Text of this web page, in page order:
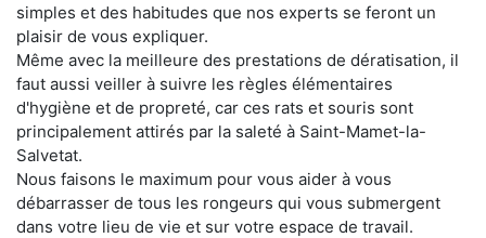
simples et des habitudes que nos experts se feront un
plaisir de vous expliquer.
Même avec la meilleure des prestations de dératisation, il
faut aussi veiller à suivre les règles élémentaires
d'hygiène et de propreté, car ces rats et souris sont
principalement attirés par la saleté à Saint-Mamet-la-
Salvetat.
Nous faisons le maximum pour vous aider à vous
débarrasser de tous les rongeurs qui vous submergent
dans votre lieu de vie et sur votre espace de travail.